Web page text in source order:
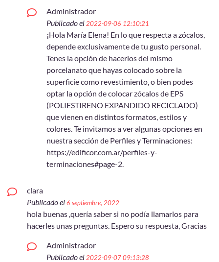
Administrador
Publicado el 2022-09-06 12:10:21
¡Hola María Elena! En lo que respecta a zócalos,
depende exclusivamente de tu gusto personal.
Tenes la opción de hacerlos del mismo
porcelanato que hayas colocado sobre la
superficie como revestimiento, o bien podes
optar la opción de colocar zócalos de EPS
(POLIESTIRENO EXPANDIDO RECICLADO)
que vienen en distintos formatos, estilos y
colores. Te invitamos a ver algunas opciones en
nuestra sección de Perfiles y Terminaciones:
https://edificor.com.ar/perfiles-y-
terminaciones#page-2.
clara
Publicado el6 septiembre, 2022
hola buenas ,quería saber si no podía llamarlos para
hacerles unas preguntas. Espero su respuesta, Gracias
Administrador
Publicado el 2022-09-07 09:13:28